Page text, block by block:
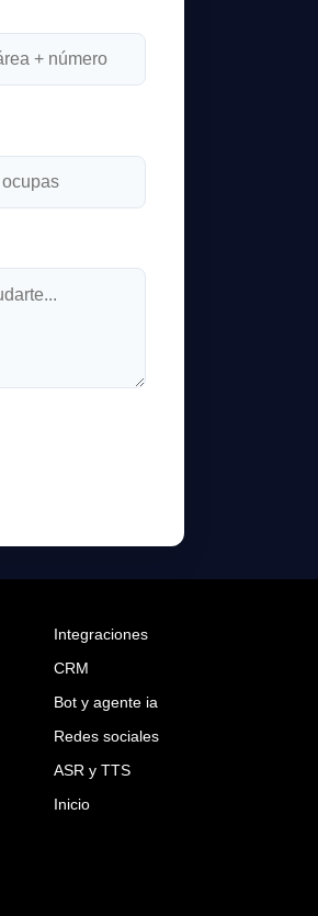
Integraciones
CRM
Bot y agente ia
Redes sociales
ASR y TTS
Inicio